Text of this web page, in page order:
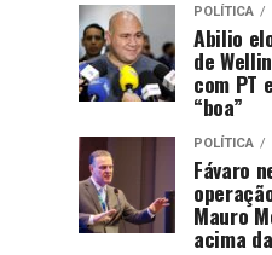
POLÍTICA
Abilio
de
com PT
“boa”
POLÍTICA
Fávaro
Mauro
acima